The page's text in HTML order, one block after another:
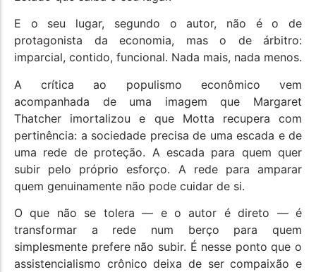
E o seu lugar, segundo o autor, não é o de
protagonista da economia, mas o de árbitro:
imparcial, contido, funcional. Nada mais, nada menos.
A crítica ao populismo econômico vem
acompanhada de uma imagem que Margaret
Thatcher imortalizou e que Motta recupera com
pertinência: a sociedade precisa de uma escada e de
uma rede de proteção. A escada para quem quer
subir pelo próprio esforço. A rede para amparar
quem genuinamente não pode cuidar de si.
O que não se tolera — e o autor é direto — é
transformar a rede num berço para quem
simplesmente prefere não subir. É nesse ponto que o
assistencialismo crônico deixa de ser compaixão e